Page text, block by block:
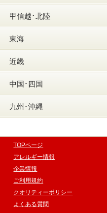
甲信越･北陸
東海
近畿
中国･四国
九州･沖縄
TOPページ
アレルギー情報
企業情報
ご利用規約
クオリティーポリシー
よくある質問